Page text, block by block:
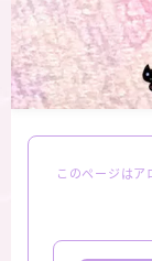
このページはア